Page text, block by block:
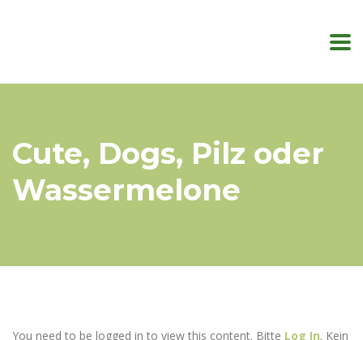
Cute, Dogs, Pilz oder
Wassermelone
You need to be logged in to view this content. Bitte Log In. Kein